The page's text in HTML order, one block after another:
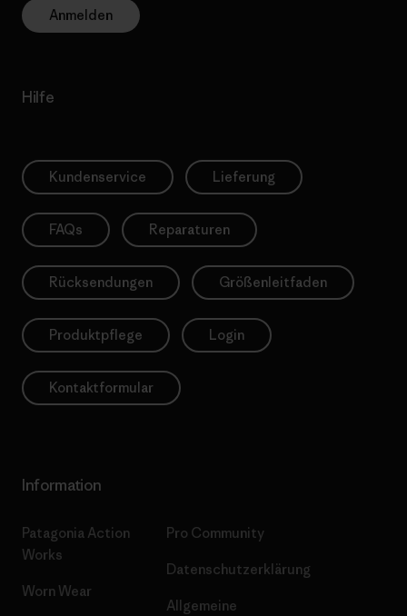
Anmelden
Hilfe
Kundenservice Lieferung
FAQs Reparaturen
Rücksendungen Größenleitfaden
Produktpflege Login
Kontaktformular
Information
Patagonia Action
Works
Worn Wear
Pro Community
Datenschutzerklärung
Allgemeine